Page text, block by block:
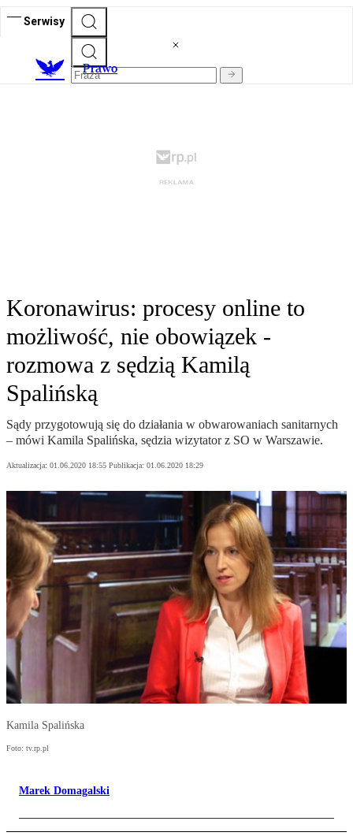
Serwisy
Prawo
Koronawirus: procesy online to
możliwość, nie obowiązek -
rozmowa z sędzią Kamilą
Spalińską
Sądy przygotowują się do działania w obwarowaniach sanitarnych
– mówi Kamila Spalińska, sędzia wizytator z SO w Warszawie.
Aktualizacja: 01.06.2020 18:55 Publikacja: 01.06.2020 18:29
Kamila Spalińska
Foto: tv.rp.pl
Marek Domagalski